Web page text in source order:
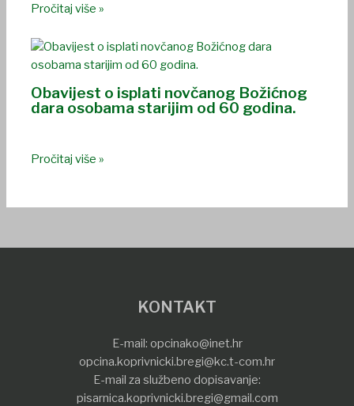
Pročitaj više »
Obavijest o isplati novčanog Božićnog
dara osobama starijim od 60 godina.
Pročitaj više »
KONTAKT
E-mail: opcinako@inet.hr
opcina.koprivnicki.bregi@kc.t-com.hr
E-mail za službeno dopisavanje:
pisarnica.koprivnicki.bregi@gmail.com